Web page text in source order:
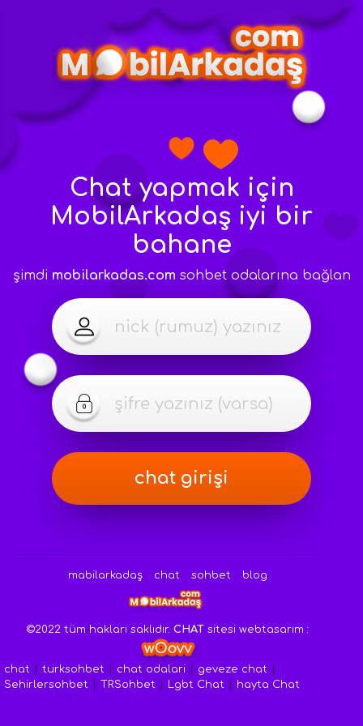
Chat yapmak için
MobilArkadaş iyi bir
bahane
şimdi mobilarkadas.com sohbet odalarına bağlan
mabilarkadaş chat sohbet blog
©2022 tüm hakları saklıdır. CHAT sitesi webtasarım :
chat turksohbet chat odalari geveze chat
Sehirlersohbet
TRSohbet Lgbt Chat hayta Chat